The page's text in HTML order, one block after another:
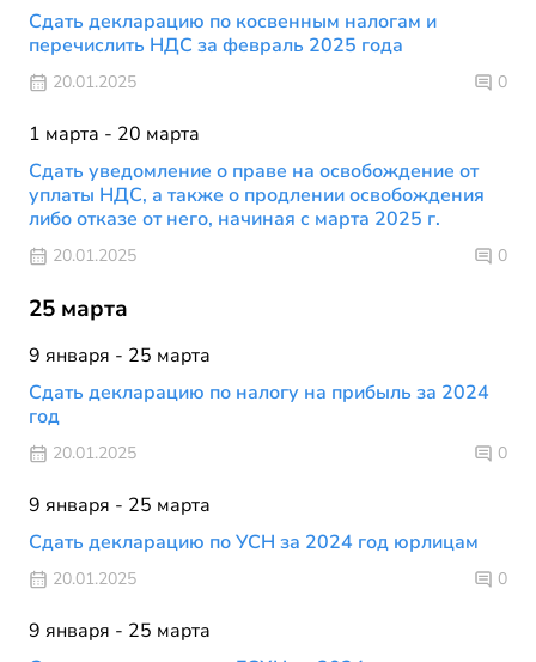
Сдать декларацию по косвенным налогам и
перечислить НДС за февраль 2025 года
20.01.2025 0
1 марта - 20 марта
Сдать уведомление о праве на освобождение от
уплаты НДС, а также о продлении освобождения
либо отказе от него, начиная с марта 2025 г.
20.01.2025 0
25 марта
9 января - 25 марта
Сдать декларацию по налогу на прибыль за 2024
год
20.01.2025 0
9 января - 25 марта
Сдать декларацию по УСН за 2024 год юрлицам
20.01.2025 0
9 января - 25 марта